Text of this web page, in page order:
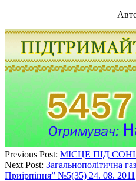
Previous Post: МІСЦЕ ПІД
Next Post: Загальнополітична
Приірпіння” №5(35) 24. 08. 2011